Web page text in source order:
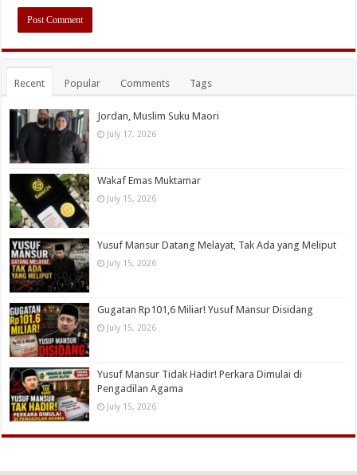
Recent Popular Comments Tags
Jordan, Muslim Suku Maori
July 17, 2026
Wakaf Emas Muktamar
July 15, 2026
Yusuf Mansur Datang Melayat, Tak Ada yang Meliput
July 15, 2026
Gugatan Rp101,6 Miliar! Yusuf Mansur Disidang
July 15, 2026
Yusuf Mansur Tidak Hadir! Perkara Dimulai di
Pengadilan Agama
July 15, 2026